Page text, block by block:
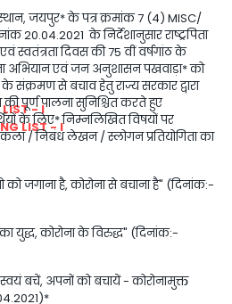
- I
LIST - I
जयपुर* के पत्र क्रमांक 7 (4) MISC/
20.04.2021 के निर्देशानुसार राष्ट्रपिता
स्वतंत्रता दिवस की 75 वीं वर्षगांठ के
अभियान एवं जन अनुशासन पखवाड़ा* को
संक्रमण से बचाव हेतु राज्य सरकार द्वारा
पूर्ण पालना सुनिश्चित करते हुए
के लिए* निम्नलिखित विषयों पर
/ निबंध लेखन / स्लोगन प्रतियोगिता का
को जगाना है, कोरोना से बचाना है" (दिनांक:-
युद्ध, कोरोना के विरुद्ध" (दिनांक:-
बचें, अपनों को बचायें - कोरोनामुक्त